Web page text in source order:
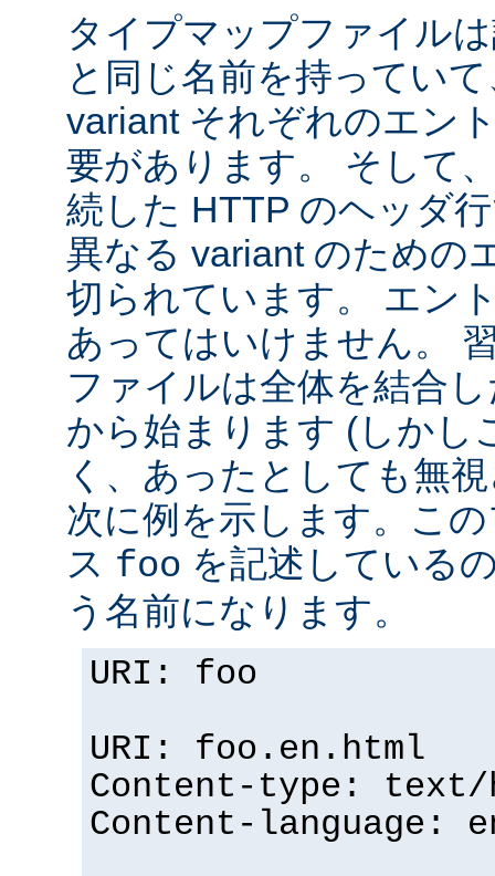
タイプマップファイル
と同じ名前を持ってい
variant それぞれのエン
要があります。 そして
続した HTTP のヘッダ
異なる variant のための
切られています。 エン
あってはいけません。
ファイルは全体を結合
から始まります (しかし
く、あったとしても無
次に例を示します。こ
ス foo を記述している
う名前になります。
URI: foo
URI: foo.en.html
Content-type: text/
Content-language: